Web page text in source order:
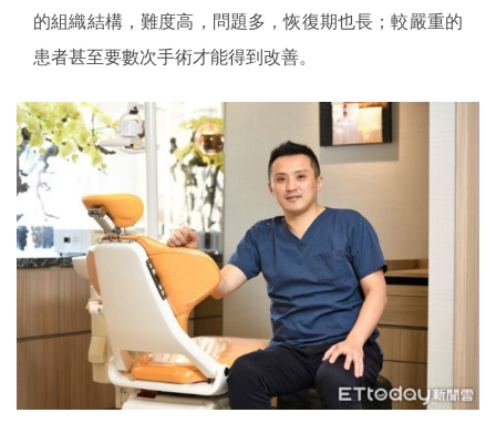
的組織結構，難度高，問題多，恢復期也長；較嚴重的
患者甚至要數次手術才能得到改善。